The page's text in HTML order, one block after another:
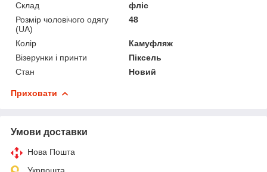
Склад
фліс
Розмір чоловічого одягу
(UA)
48
Колір
Камуфляж
Візерунки і принти
Піксель
Стан
Новий
Приховати
Умови доставки
Нова Пошта
Укрпошта